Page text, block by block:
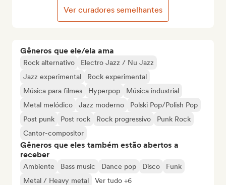
Gêneros que ele/ela ama
Rock alternativo
Electro Jazz / Nu Jazz
Jazz experimental
Rock experimental
Música para filmes
Hyperpop
Música industrial
Metal melódico
Jazz moderno
Polski Pop/Polish Pop
Post punk
Post rock Rock progressivo
Punk Rock
Cantor-compositor
Gêneros que eles também estão abertos a
receber
Ambiente Bass music Dance pop Disco
Funk
Metal / Heavy metal
Ver tudo +6
Ver curadores semelhantes